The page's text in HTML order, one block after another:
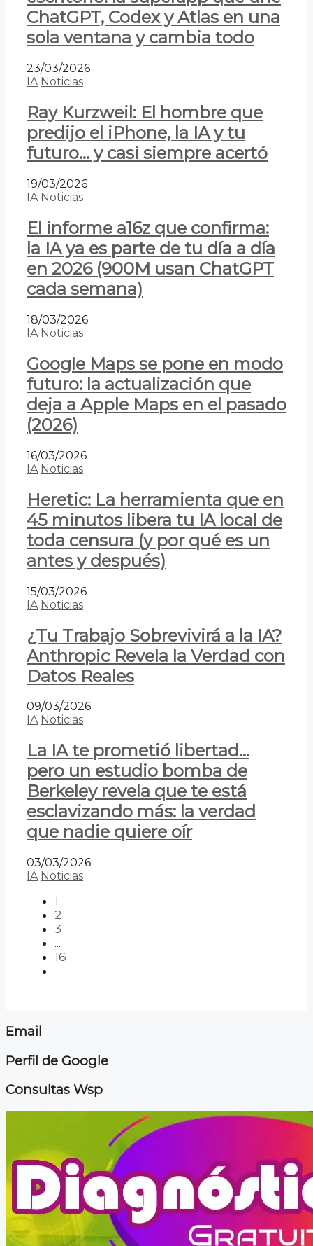
ChatGPT, Codex y Atlas en una
sola ventana y cambia todo
23/03/2026
IA Noticias
Ray Kurzweil: El hombre que
predijo el iPhone, la IA y tu
futuro… y casi siempre acertó
19/03/2026
IA Noticias
El informe a16z que confirma:
la IA ya es parte de tu día a día
en 2026 (900M usan ChatGPT
cada semana)
18/03/2026
IA Noticias
Google Maps se pone en modo
futuro: la actualización que
deja a Apple Maps en el pasado
(2026)
16/03/2026
IA Noticias
Heretic: La herramienta que en
45 minutos libera tu IA local de
toda censura (y por qué es un
antes y después)
15/03/2026
IA Noticias
¿Tu Trabajo Sobrevivirá a la IA?
Anthropic Revela la Verdad con
Datos Reales
09/03/2026
IA Noticias
La IA te prometió libertad…
pero un estudio bomba de
Berkeley revela que te está
esclavizando más: la verdad
que nadie quiere oír
03/03/2026
IA Noticias
1
2
3
...
16
Email
Perfil de Google
Consultas Wsp